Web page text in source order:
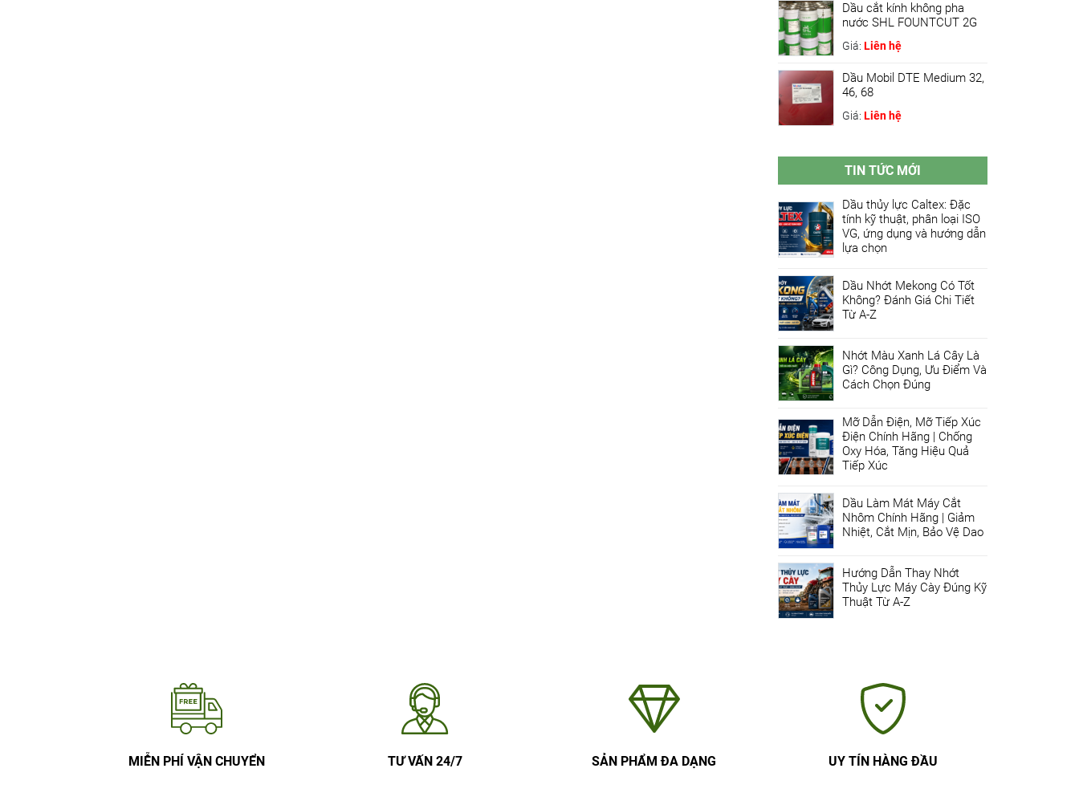
Dầu cắt kính không pha
nước SHL FOUNTCUT 2G
Giá: Liên hệ
Dầu Mobil DTE Medium 32,
46, 68
Giá: Liên hệ
TIN TỨC MỚI
Dầu thủy lực Caltex: Đặc
tính kỹ thuật, phân loại ISO
VG, ứng dụng và hướng dẫn
lựa chọn
Dầu Nhớt Mekong Có Tốt
Không? Đánh Giá Chi Tiết
Từ A-Z
Nhớt Màu Xanh Lá Cây Là
Gì? Công Dụng, Ưu Điểm Và
Cách Chọn Đúng
Mỡ Dẫn Điện, Mỡ Tiếp Xúc
Điện Chính Hãng | Chống
Oxy Hóa, Tăng Hiệu Quả
Tiếp Xúc
Dầu Làm Mát Máy Cắt
Nhôm Chính Hãng | Giảm
Nhiệt, Cắt Mịn, Bảo Vệ Dao
Hướng Dẫn Thay Nhớt
Thủy Lực Máy Cày Đúng Kỹ
Thuật Từ A-Z
MIỄN PHÍ VẬN CHUYỂN TƯ VẤN 24/7 SẢN PHẨM ĐA DẠNG UY TÍN HÀNG ĐẦU